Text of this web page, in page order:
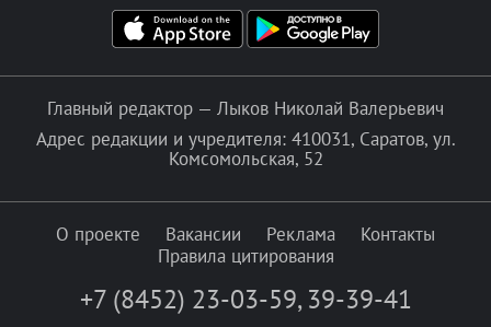
Главный редактор — Лыков Николай Валерьевич
Адрес редакции и учредителя: 410031, Саратов, ул.
Комсомольская, 52
О проекте Вакансии Реклама
Контакты
Правила цитирования
+7 (8452) 23-03-59, 39-39-41